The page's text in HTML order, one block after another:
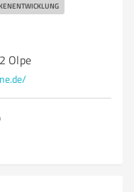
Olpe